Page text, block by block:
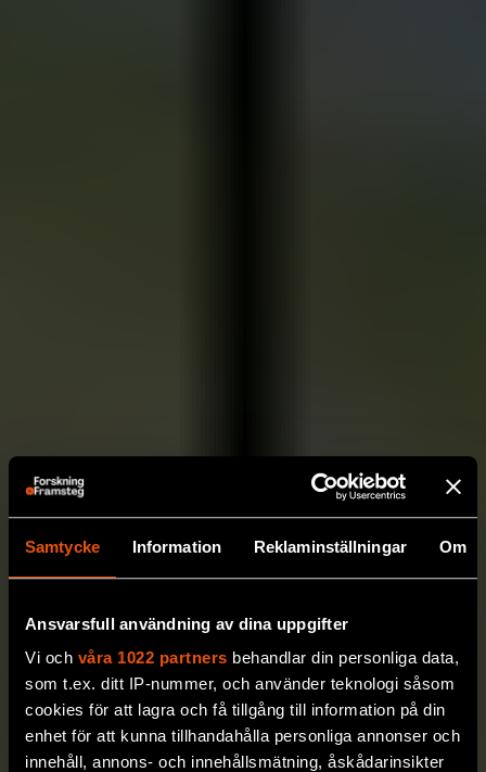
Samtycke Information Reklaminställningar Om
Ansvarsfull användning av dina uppgifter
Vi och våra 1022 partners behandlar din personliga data,
som t.ex. ditt IP-nummer, och använder teknologi såsom
cookies för att lagra och få tillgång till information på din
enhet för att kunna tillhandahålla personliga annonser och
innehåll, annons- och innehållsmätning, åskådarinsikter